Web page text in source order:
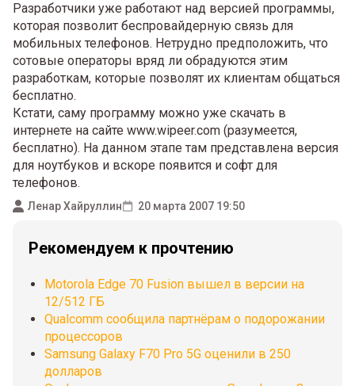
Разработчики уже работают над версией программы,
которая позволит беспровайдерную связь для
мобильных телефонов. Нетрудно предположить, что
сотовые операторы вряд ли обрадуются этим
разработкам, которые позволят их клиентам общаться
бесплатно.
Кстати, саму программу можно уже скачать в
интернете на сайте www.wipeer.com (разумеется,
бесплатно). На данном этапе там представлена версия
для ноутбуков и вскоре появится и софт для
телефонов.
Ленар Хайруллин 20 марта 2007 19:50
Рекомендуем к прочтению
Motorola Edge 70 Fusion вышел в версии на
12/512 ГБ
Qualcomm сообщила партнёрам о подорожании
процессоров
Samsung Galaxy F70 Pro 5G оценили в 250
долларов